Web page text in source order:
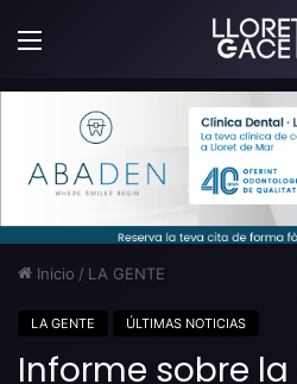
Menú
Inicio / LA GENTE
LA GENTE ÚLTIMAS NOTICIAS
Informe sobre